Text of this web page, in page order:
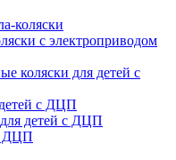
коляски
с электроприводом
коляски для детей с
с ДЦП
детей с ДЦП
ДЦП